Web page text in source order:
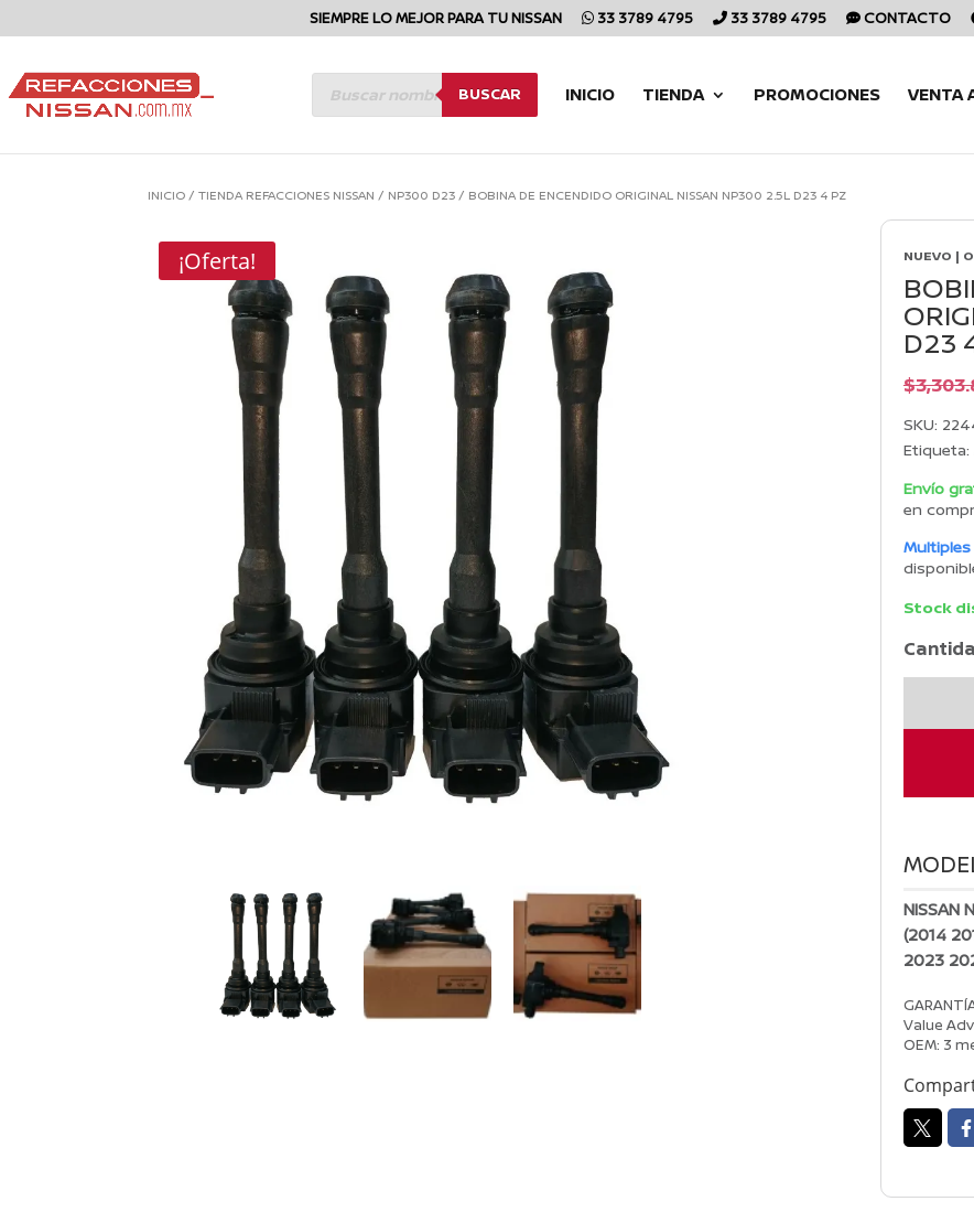
SIEMPRE LO MEJOR PARA TU NISSAN 33 3789 4795 33 3789 4795 CONTACTO
BÚSQUEDA
DE
PRODUCTOS
BUSCAR INICIO TIENDA PROMOCIONES VENTA
INICIO /TIENDA REFACCIONES NISSAN / NP300 D23 / BOBINA DE ENCENDIDO ORIGINAL NISSAN NP300 2.5L D23 4 PZ
¡Oferta! NUEVO |
D23
$
SKU:
Etiqueta:
Envío
en
Stock
D23
Pz
cantidad
NISSAN
(2014
2023
Value
OEM: 3